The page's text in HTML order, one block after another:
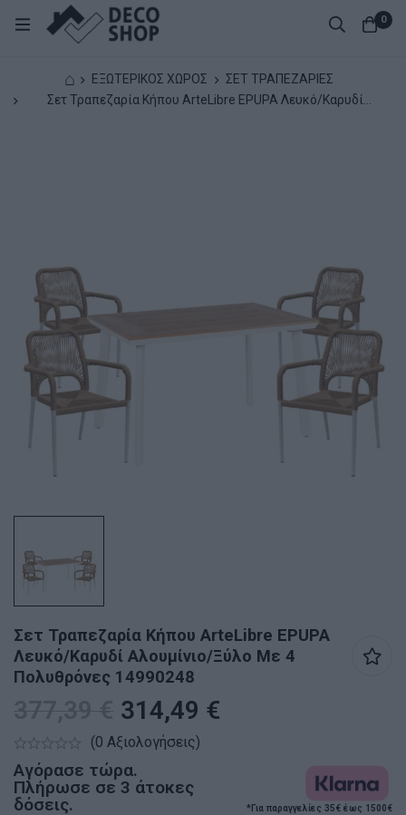
0
⌂ ΕΞΩΤΕΡΙΚΟΣ ΧΩΡΟΣ
ΣΕΤ ΤΡΑΠΕΖΑΡΙΕΣ
Σετ Τραπεζαρία Κήπου ArteLibre EPUPA Λευκό/Καρυδί
Σετ Τραπεζαρία Κήπου ArteLibre EPUPA
Λευκό/Καρυδί Αλουμίνιο/Ξύλο Με 4
Πολυθρόνες 14990248
314,49 €
(0 Αξιολογήσεις)
Αγόρασε τώρα.
Πλήρωσε σε 3 άτοκες
δόσεις.
*Για παραγγελίες 35€ έως 1500€